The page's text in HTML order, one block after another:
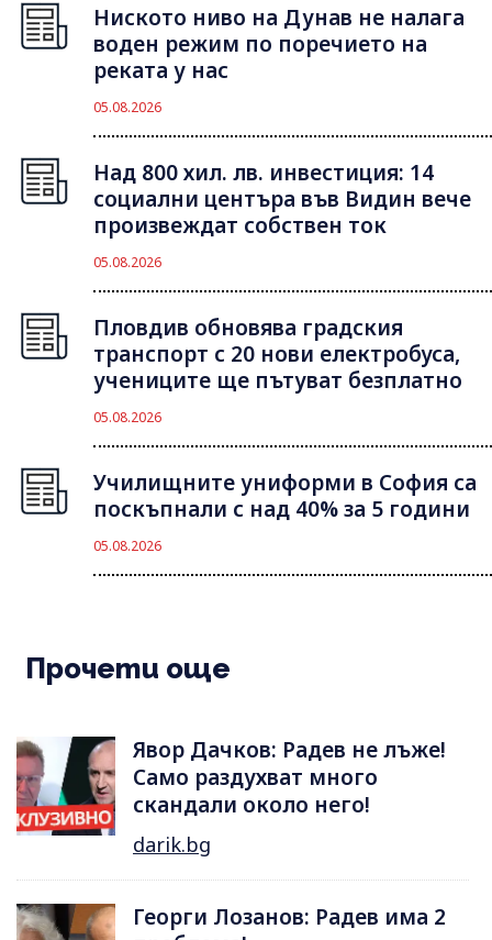
Ниското ниво на Дунав не налага
воден режим по поречието на
реката у нас
05.08.2026
Над 800 хил. лв. инвестиция: 14
социални центъра във Видин вече
произвеждат собствен ток
05.08.2026
Пловдив обновява градския
транспорт с 20 нови електробуса,
учениците ще пътуват безплатно
05.08.2026
Училищните униформи в София са
поскъпнали с над 40% за 5 години
05.08.2026
Прочети още
Явор Дачков: Радев не лъже!
Само раздухват много
скандали около него!
darik.bg
Георги Лозанов: Радев има 2